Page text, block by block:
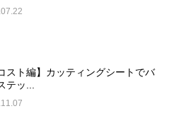
スト編】カッティングシートでバ
テッ...